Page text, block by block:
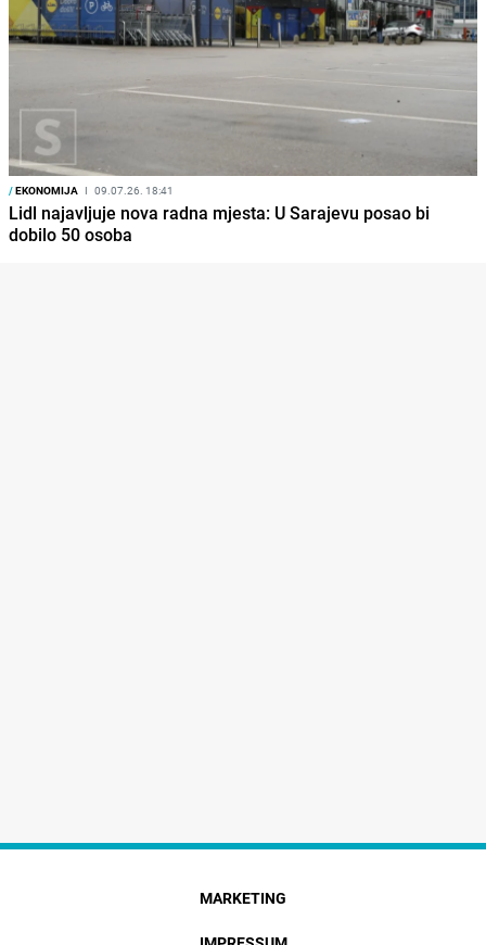
/EKONOMIJA I 09.07.26. 18:41
Lidl najavljuje nova radna mjesta: U Sarajevu posao bi
dobilo 50 osoba
MARKETING